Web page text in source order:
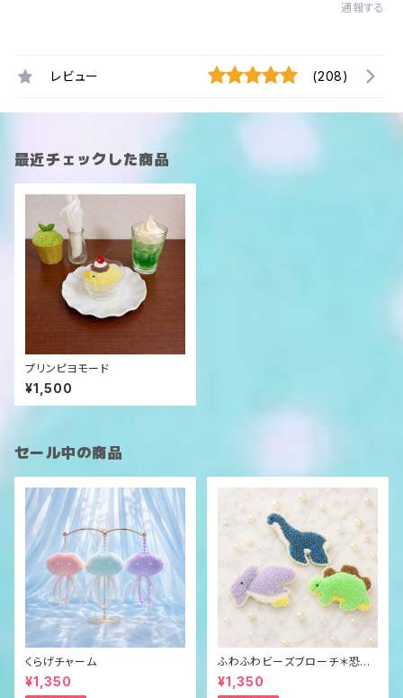
通報する
レビュー (208)
最近チェックした商品
プリンピヨモード
¥1,500
セール中の商品
くらげチャーム
¥1,350
ふわふわビーズブローチ＊恐
竜？＊
¥1,350